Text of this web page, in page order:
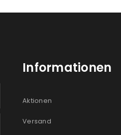
Informationen
Aktionen
Versand